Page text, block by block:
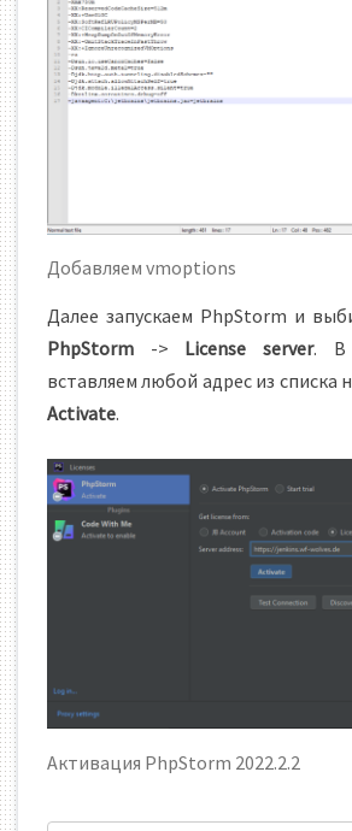
Добавляем vmoptions
Далее запускаем PhpStorm и
PhpStorm -> License server.
вставляем любой адрес из списка
Activate.
Активация PhpStorm 2022.2.2